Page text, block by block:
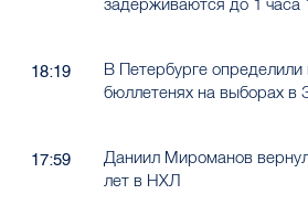
18:19
В Петербурге
бюллетенях на выборах в
17:59
Даниил Мироманов
лет в НХЛ